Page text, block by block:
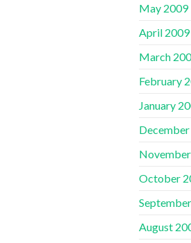
May 2009
April 2009
March
February
January
October
August